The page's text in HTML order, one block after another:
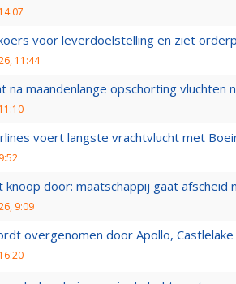
voor leverdoelstelling en ziet
11:44
na maandenlange opschorting vluchten
voert langste vrachtvlucht met
knoop door: maatschappij gaat
9:09
overgenomen door Apollo,